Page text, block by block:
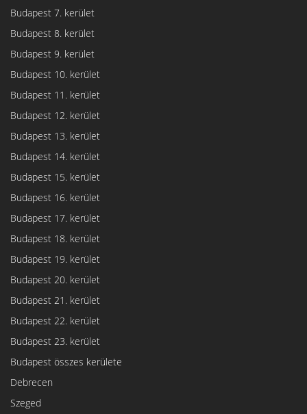
Budapest 7. kerület
Budapest 8. kerület
Budapest 9. kerület
Budapest 10. kerület
Budapest 11. kerület
Budapest 12. kerület
Budapest 13. kerület
Budapest 14. kerület
Budapest 15. kerület
Budapest 16. kerület
Budapest 17. kerület
Budapest 18. kerület
Budapest 19. kerület
Budapest 20. kerület
Budapest 21. kerület
Budapest 22. kerület
Budapest 23. kerület
Budapest összes kerülete
Debrecen
Szeged